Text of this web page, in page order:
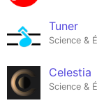
Tuner
Science &
Celestia
Science &